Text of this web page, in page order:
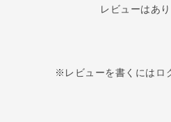
レビューはあり
※レビューを書くには ロ